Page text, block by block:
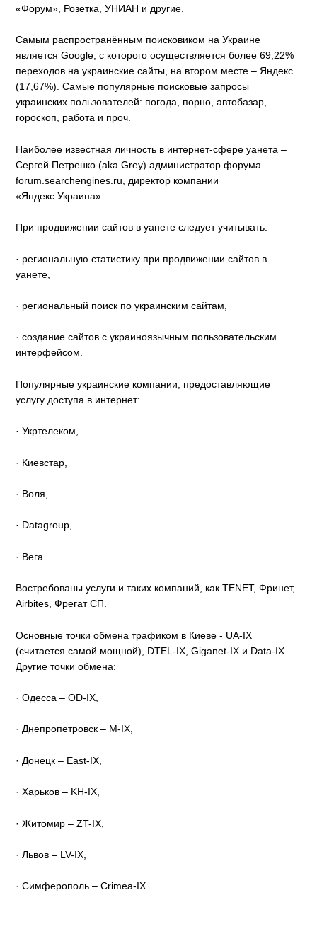
«Форум», Розетка, УНИАН и другие.
Самым распространённым поисковиком на Украине
является Google, с которого осуществляется более 69,22%
переходов на украинские сайты, на втором месте – Яндекс
(17,67%). Самые популярные поисковые запросы
украинских пользователей: погода, порно, автобазар,
гороскоп, работа и проч.
Наиболее известная личность в интернет-сфере уанета –
Сергей Петренко (aka Grey) администратор форума
forum.searchengines.ru, директор компании
«Яндекс.Украина».
При продвижении сайтов в уанете следует учитывать:
· региональную статистику при продвижении сайтов в
уанете,
· региональный поиск по украинским сайтам,
· создание сайтов с украиноязычным пользовательским
интерфейсом.
Популярные украинские компании, предоставляющие
услугу доступа в интернет:
· Укртелеком,
· Киевстар,
· Воля,
· Datagroup,
· Вега.
Востребованы услуги и таких компаний, как TENET, Фринет,
Airbites, Фрегат СП.
Основные точки обмена трафиком в Киеве - UA-IX
(считается самой мощной), DTEL-IX, Giganet-IX и Data-IX.
Другие точки обмена:
· Одесса – OD-IX,
· Днепропетровск – M-IX,
· Донецк – East-IX,
· Харьков – KH-IX,
· Житомир – ZT-IX,
· Львов – LV-IX,
· Симферополь – Crimea-IX.